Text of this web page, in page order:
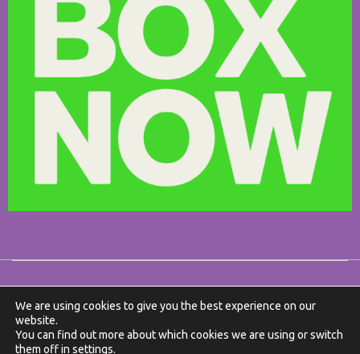
We are using cookies to give you the best experience on our
website.
You can find out more about which cookies we are using or switch
them off in settings.